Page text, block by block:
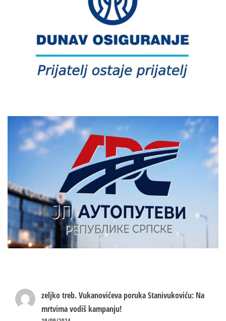
zeljko treb.Vukanovićeva poruka Stanivukoviću: Na
mrtvima vodiš kampanju!